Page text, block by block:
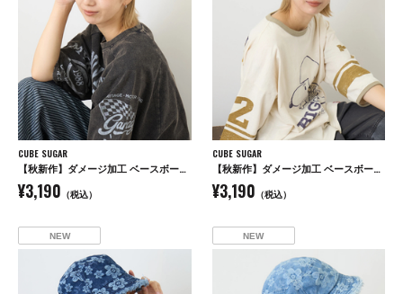
CUBE SUGAR
【秋新作】ダメージ加工 ベースボール キャップ
¥3,190 （税込）
CUBE SUGAR
【秋新作】ダメージ加工 ベースボール キャップ
¥3,190 （税込）
NEW NEW